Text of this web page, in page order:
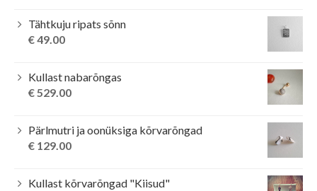
Tähtkuju ripats sõnn
€49.00
Kullast nabarõngas
€529.00
Pärlmutri ja oonüksiga kõrvarõngad
€ 129.00
Kullast kõrvarõngad "Kiisud"